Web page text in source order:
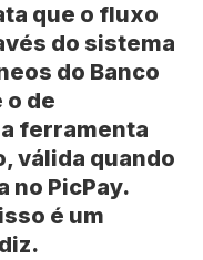
que o fluxo
do sistema
do Banco
o de
ferramenta
válida quando
no PicPay.
é um